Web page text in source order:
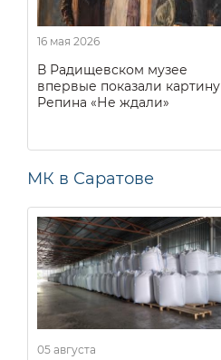
16 мая 2026
В Радищевском музее
впервые показали картину
Репина «Не ждали»
МК в Саратове
05 августа